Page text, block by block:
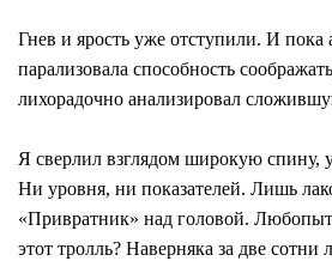
Гнев и ярость уже отступили. И пока
парализовала способность
лихорадочно анализировал
Я сверлил взглядом широкую спину,
Ни уровня, ни показателей. Лишь
«Привратник» над головой.
этот тролль? Наверняка за две сотни